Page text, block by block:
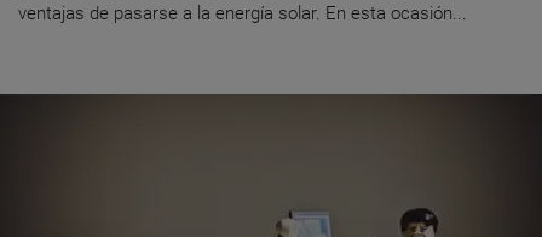
ventajas de pasarse a la energía solar. En esta ocasión...